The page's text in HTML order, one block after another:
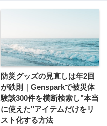
防災グッズの見直しは年2回
が鉄則｜Gensparkで被災体
験談300件を横断検索し"本当
に使えた"アイテムだけをリ
スト化する方法